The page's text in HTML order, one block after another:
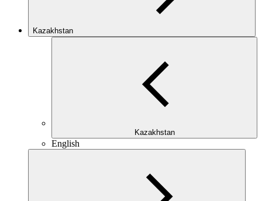
Kazakhstan
Kazakhstan
English